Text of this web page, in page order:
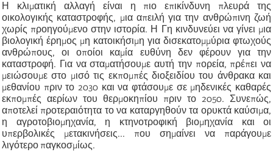
Η κλιματική αλλαγή είναι η πιο επικίνδυνη πλευρά της
οικολογικής καταστροφής, μια απειλή για την ανθρώπινη ζωή
χωρίς προηγούμενο στην ιστορία. Η Γη κινδυνεύει να γίνει μια
βιολογική έρημος μη κατοικήσιμη για δισεκατομμύρια φτωχούς
ανθρώπους, οι οποίοι καμία ευθύνη δεν φέρουν για την
καταστροφή. Για να σταματήσουμε αυτή την πορεία, πρέπει να
μειώσουμε στο μισό τις εκπομπές διοξειδίου του άνθρακα και
μεθανίου πριν το 2030 και να φτάσουμε σε μηδενικές καθαρές
εκπομπές αερίων του θερμοκηπίου πριν το 2050. Συνεπώς,
αποτελεί προτεραιότητα το να καταργηθούν τα ορυκτά καύσιμα,
η αγροτοβιομηχανία, η κτηνοτροφική βιομηχανία και οι
υπερβολικές μετακινήσεις... που σημαίνει να παράγουμε
λιγότερο παγκοσμίως.